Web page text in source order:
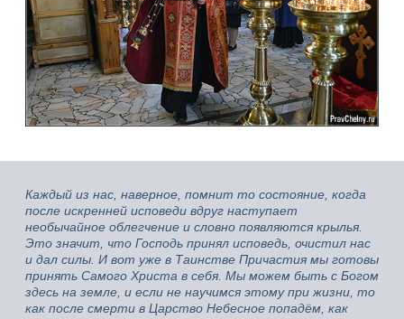
Каждый из нас, наверное, помнит то состояние, когда
после искренней исповеди вдруг наступает
необычайное облегчение и словно появляются крылья.
Это значит, что Господь принял исповедь, очистил нас
и дал силы. И вот уже в Таинстве Причастия мы готовы
принять Самого Христа в себя. Мы можем быть с Богом
здесь на земле, и если не научимся этому при жизни, то
как после смерти в Царство Небесное попадём, как